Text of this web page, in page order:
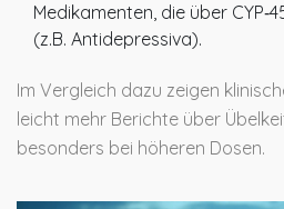
Medikamenten, die über
(z.B. Antidepressiva).
Im Vergleich dazu zeigen
leicht mehr Berichte über
besonders bei höheren Dosen.